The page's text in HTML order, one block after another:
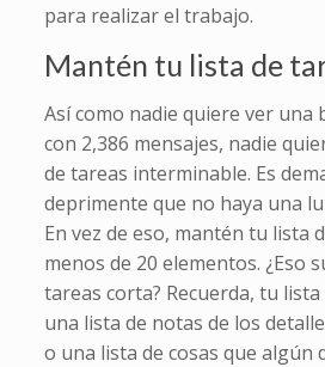
para realizar el trabajo.
Mantén tu lista de
Así como nadie quiere ver una
con 2,386 mensajes, nadie
de tareas interminable. Es
deprimente que no haya una
En vez de eso, mantén tu lista
menos de 20 elementos. ¿Eso
tareas corta? Recuerda, tu
una lista de notas de los
o una lista de cosas que algún